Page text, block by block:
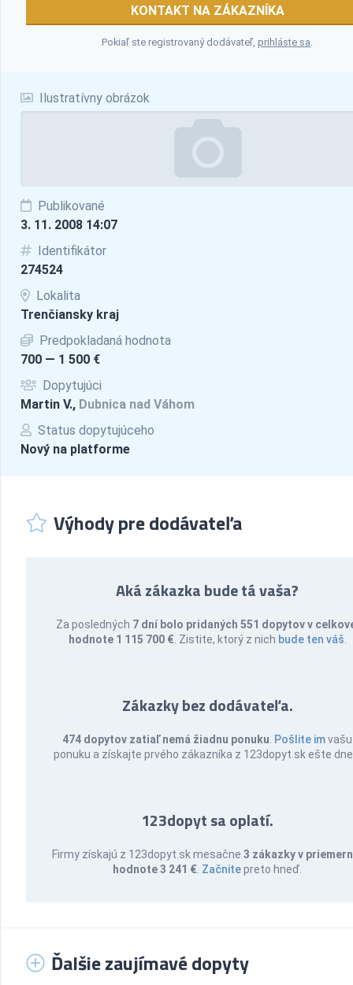
Ilustratívny obrázok
Publikované
3. 11. 2008 14:07
Identifikátor
274524
Lokalita
Trenčiansky kraj
Predpokladaná hodnota
700 — 1 500 €
Dopytujúci
Martin V., Dubnica nad Váhom
Status dopytujúceho
Nový na platforme
KONTAKT NA ZÁKAZNÍKA
Pokiaľ ste registrovaný dodávateľ,prihláste sa.
Výhody pre dodávateľa
Aká zákazka bude tá vaša?
Za posledných 7 dní bolo pridaných 551 dopytov v
hodnote 1 115 700 € . Zistite, ktorý z nich bude ten váš
Zákazky bez dodávateľa.
474 dopytov zatiaľ nemá žiadnu ponuku Pošlite imvašu
ponuku a získajte prvého zákazníka z 123dopyt.sk ešte
123dopyt sa oplatí.
Firmy získajú z 123dopyt.sk mesačne3 zákazky v
hodnote 3 241 € Začnitepreto hneď.
Ďalšie zaujímavé dopyty